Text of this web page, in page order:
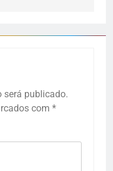
será publicado.
com *